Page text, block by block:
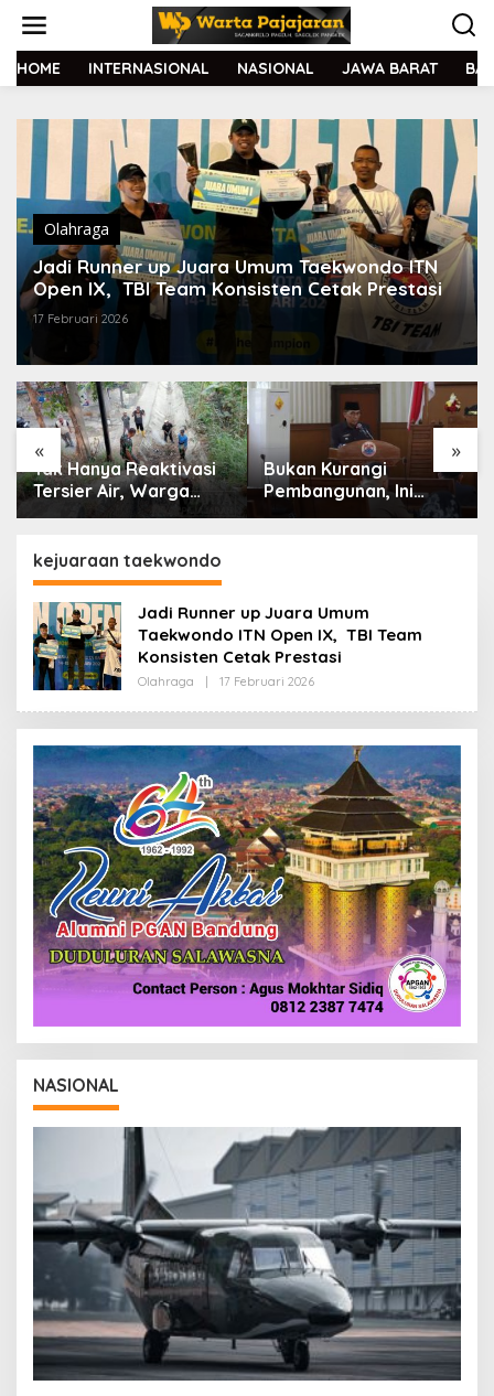
t
HOME INTERNASIONAL NASIONAL JAWA BARAT
Olahraga
Jadi Runner up Juara Umum Taekwondo ITN
Open IX, TBI Team Konsisten Cetak Prestasi
17 Februari 2026
« »
Tak Hanya Reaktivasi
Tersier Air, Warga
Desa Ciburuy Inginkan
Padalarang
Bukan Kurangi
Pembangunan, Ini
Alasan Pemkot Cimahi
kejuaraan taekwondo
Jadi Runner up Juara Umum
Taekwondo ITN Open IX, TBI Team
Konsisten Cetak Prestasi
Olahraga 17 Februari 2026
E
H
R
D
A
K
I
NASIONAL